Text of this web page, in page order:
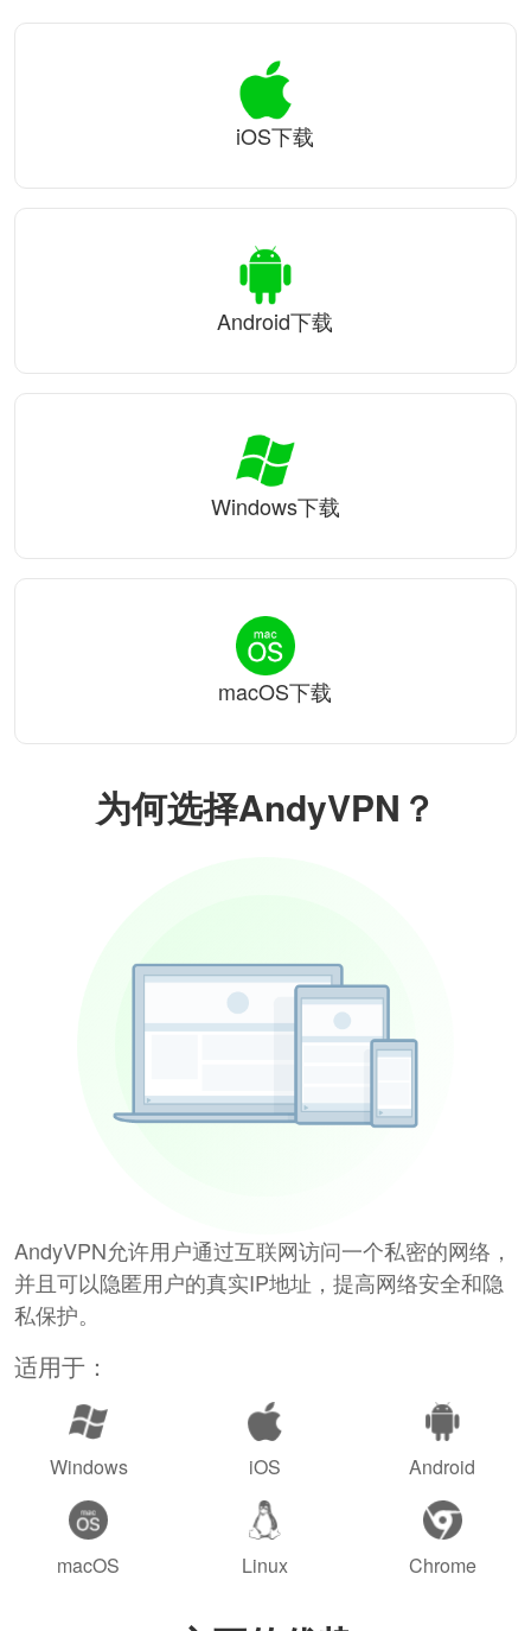
为何选择AndyVPN？
AndyVPN允许用户通过互联网访问一个私密的网络，
并且可以隐匿用户的真实IP地址，提高网络安全和隐
私保护。
适用于：
Windows iOS Android
macOS Linux Chrome
iOS下载
Android下载
Windows下载
macOS下载